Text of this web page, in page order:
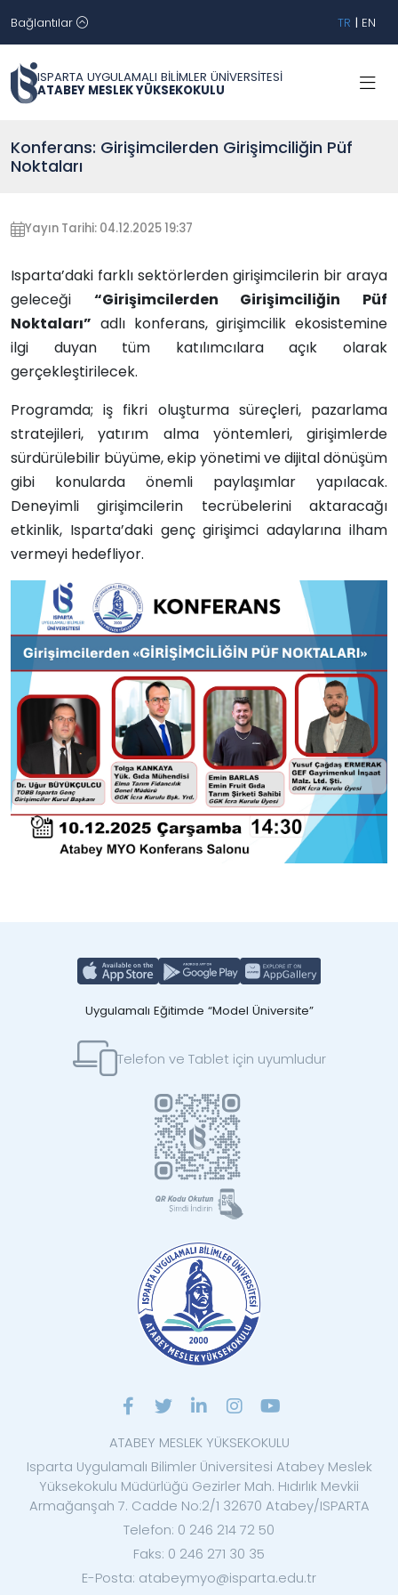
Bağlantılar TR | EN
ISPARTA UYGULAMALI BİLİMLER ÜNİVERSİTESİ
ATABEY MESLEK YÜKSEKOKULU
Konferans: Girişimcilerden Girişimciliğin Püf
Noktaları
Yayın Tarihi: 04.12.2025 19:37
Isparta’daki farklı sektörlerden girişimcilerin bir araya
geleceği “Girişimcilerden Girişimciliğin Püf
Noktaları” adlı konferans, girişimcilik ekosistemine
ilgi duyan tüm katılımcılara açık olarak
gerçekleştirilecek.
Programda; iş fikri oluşturma süreçleri, pazarlama
stratejileri, yatırım alma yöntemleri, girişimlerde
sürdürülebilir büyüme, ekip yönetimi ve dijital dönüşüm
gibi konularda önemli paylaşımlar yapılacak.
Deneyimli girişimcilerin tecrübelerini aktaracağı
etkinlik, Isparta’daki genç girişimci adaylarına ilham
vermeyi hedefliyor.
Uygulamalı Eğitimde “Model Üniversite”
Telefon ve Tablet için uyumludur
ATABEY MESLEK YÜKSEKOKULU
Isparta Uygulamalı Bilimler Üniversitesi Atabey Meslek
Yüksekokulu Müdürlüğü Gezirler Mah. Hıdırlık Mevkii
Armağanşah 7. Cadde No:2/1 32670 Atabey/ISPARTA
Telefon: 0 246 214 72 50
Faks: 0 246 271 30 35
E-Posta: atabeymyo@isparta.edu.tr